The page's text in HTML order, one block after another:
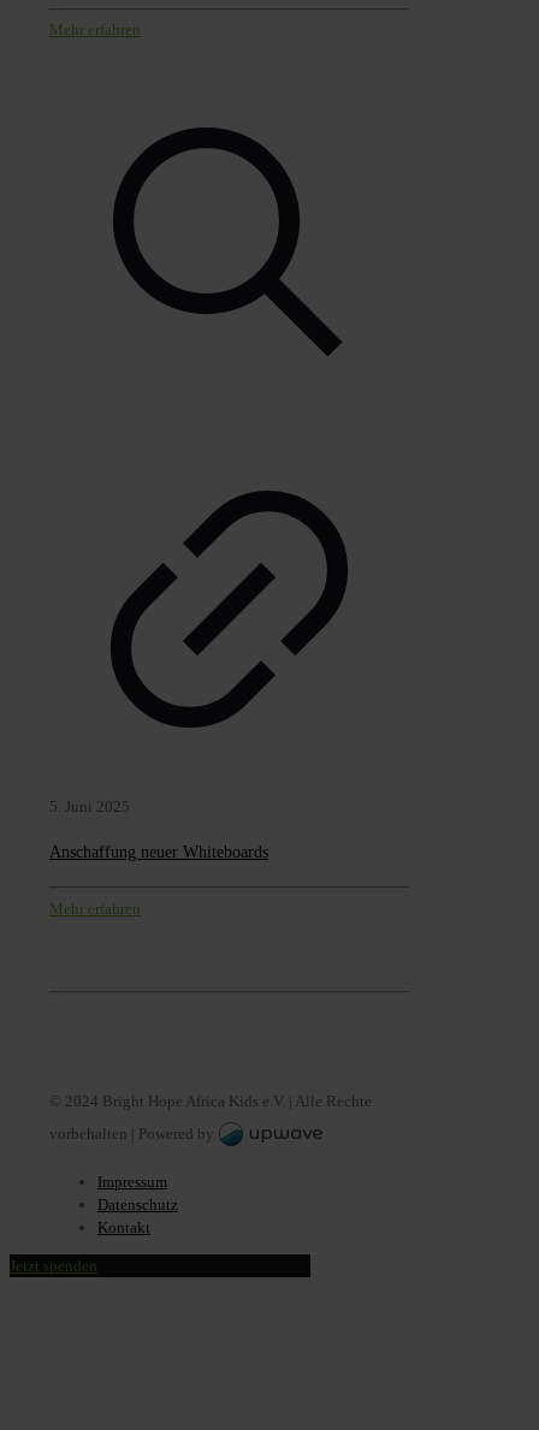
Mehr erfahren
5. Juni 2025
Anschaffung neuer Whiteboards
Mehr erfahren
© 2024 Bright Hope Africa Kids e.V. | Alle Rechte
vorbehalten | Powered by
Impressum
Datenschutz
Kontakt
Jetzt spenden